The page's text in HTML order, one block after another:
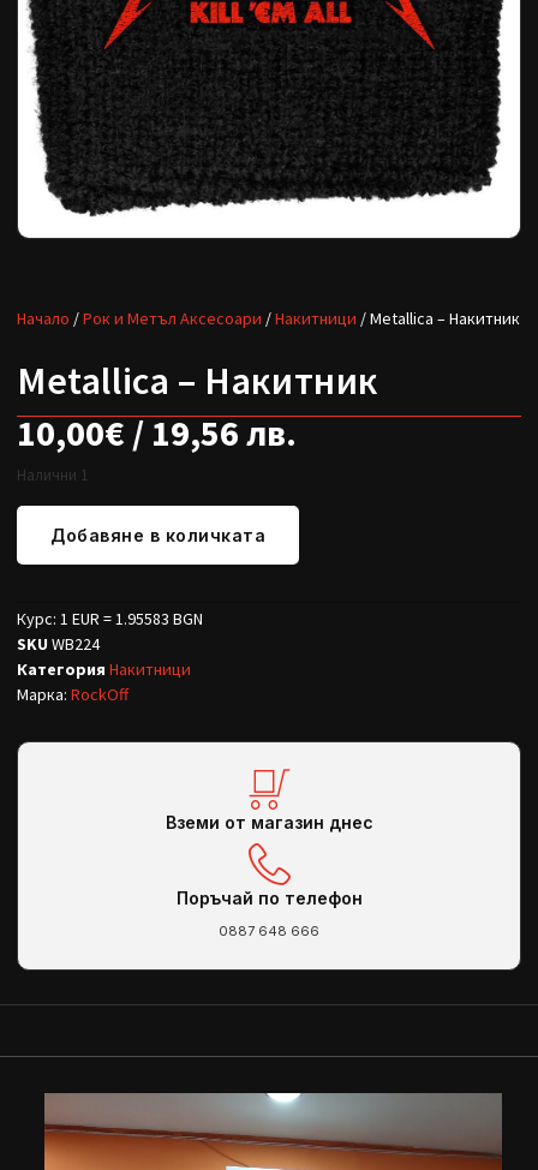
Начало /Рок и Метъл Аксесоари /Накитници / Metallica – Накитник
Metallica – Накитник
10,00€/ 19,56 лв.
Налични 1
Добавяне в количката
Курс: 1 EUR = 1.95583 BGN
SKU WB224
Категория Накитници
Марка: RockOff
Вземи от магазин днес
Поръчай по телефон
0887 648 666